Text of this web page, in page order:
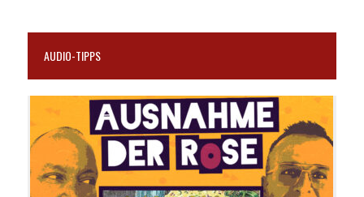
AUDIO-TIPPS